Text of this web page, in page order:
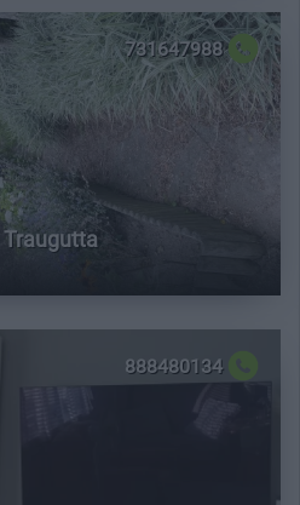
731647988
Traugutta
888480134